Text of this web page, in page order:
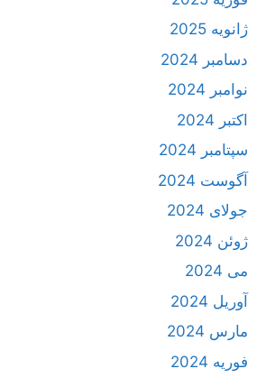
ژانویه 2025
دسامبر 2024
نوامبر 2024
اکتبر 2024
سپتامبر 2024
آگوست 2024
جولای 2024
ژوئن 2024
می 2024
آوریل 2024
مارس 2024
فوریه 2024